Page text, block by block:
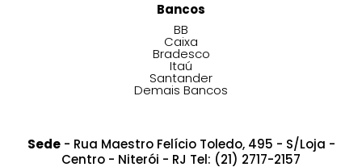
Bancos
BB
Caixa
Bradesco
Itaú
Santander
Demais Bancos
Sede- Rua Maestro Felício Toledo, 495 - S/Loja -
Centro - Niterói - RJ Tel: (21) 2717-2157